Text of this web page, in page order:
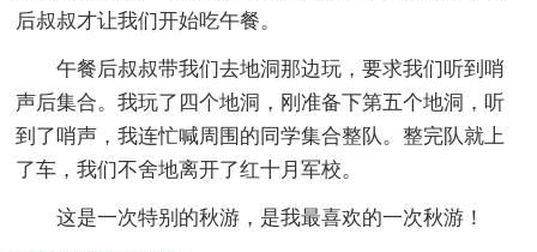
后叔叔才让我们开始吃午餐。
午餐后叔叔带我们去地洞那边玩，要求我们听到哨
声后集合。我玩了四个地洞，刚准备下第五个地洞，听
到了哨声，我连忙喊周围的同学集合整队。整完队就上
了车，我们不舍地离开了红十月军校。
这是一次特别的秋游，是我最喜欢的一次秋游！